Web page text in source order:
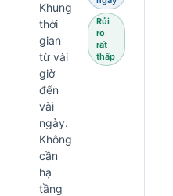
Khung
thời
gian
từ vài
giờ
đến
vài
ngày.
Không
cần
hạ
tầng
Rủi
ro
rất
thấp